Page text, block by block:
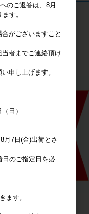
のご返答は、8月
す。
がございますこと
者までご連絡頂け
申し上げます。
日）
月7日(金)出荷とさ
のご指定日を必
ます。